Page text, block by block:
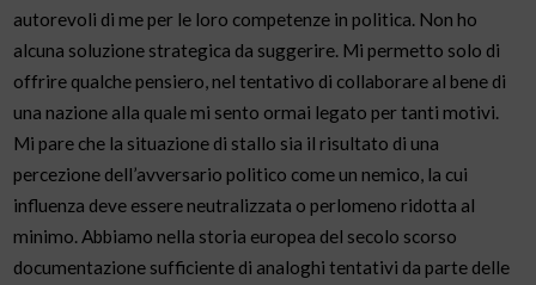
autorevoli di me per le loro competenze in politica. Non ho
alcuna soluzione strategica da suggerire. Mi permetto solo di
offrire qualche pensiero, nel tentativo di collaborare al bene di
una nazione alla quale mi sento ormai legato per tanti motivi.
Mi pare che la situazione di stallo sia il risultato di una
percezione dell’avversario politico come un nemico, la cui
influenza deve essere neutralizzata o perlomeno ridotta al
minimo. Abbiamo nella storia europea del secolo scorso
documentazione sufficiente di analoghi tentativi da parte delle